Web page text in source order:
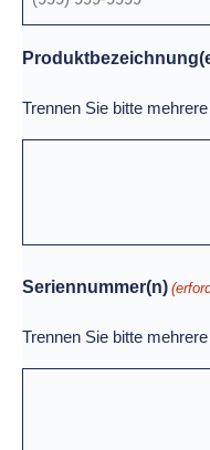
Trennen Sie bitte
Seriennummer(n)
Trennen Sie bitte